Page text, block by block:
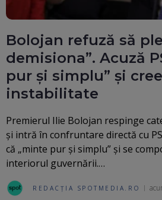
Bolojan refuză să
demisiona”. Acuză
pur și simplu” și
instabilitate
Premierul Ilie Bolojan respinge
și intră în confruntare directă cu
că „minte pur și simplu” și se
interiorul guvernării.…
REDACȚIA SPOTMEDIA.RO